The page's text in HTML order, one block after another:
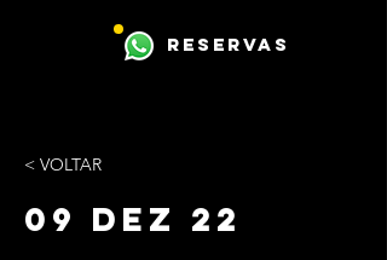
reservas
< VOLTAR
09 DEZ 22